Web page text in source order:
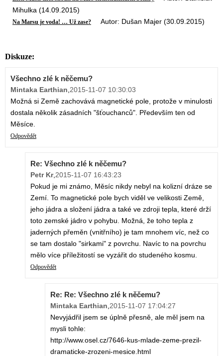
Mihulka (14.09.2015)
Na Marsu je voda! … Už zase? Autor: Dušan Majer (30.09.2015)
Diskuze:
Všechno zlé k něčemu?
Mintaka Earthian,2015-11-07 10:30:03
Možná si Země zachovává magnetické pole, protože v minulosti
dostala několik zásadních "šťouchanců". Především ten od
Měsíce.
Odpovědět
Re: Všechno zlé k něčemu?
Petr Kr,2015-11-07 16:43:23
Pokud je mi známo, Měsíc nikdy nebyl na kolizní dráze se
Zemí. To magnetické pole bych viděl ve velikosti Země,
jeho jádra a složení jádra a také ve zdroji tepla, které drží
toto zemské jádro v pohybu. Možná, že toho tepla z
jaderných přeměn (vnitřního) je tam mnohem víc, než co
se tam dostalo "sirkami" z povrchu. Navíc to na povrchu
mělo více příležitostí se vyzářit do studeného kosmu.
Odpovědět
Re: Re: Všechno zlé k něčemu?
Mintaka Earthian,2015-11-07 17:04:27
Nevyjádřil jsem se úplně přesně, ale měl jsem na
mysli tohle:
http://www.osel.cz/7646-kus-mlade-zeme-prezil-
dramaticke-zrozeni-mesice.html